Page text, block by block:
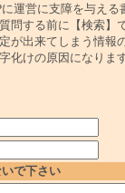
運営に支障を与え
問する前に【検索】
が出来てしまう情報
化けの原因になりま
で下さい